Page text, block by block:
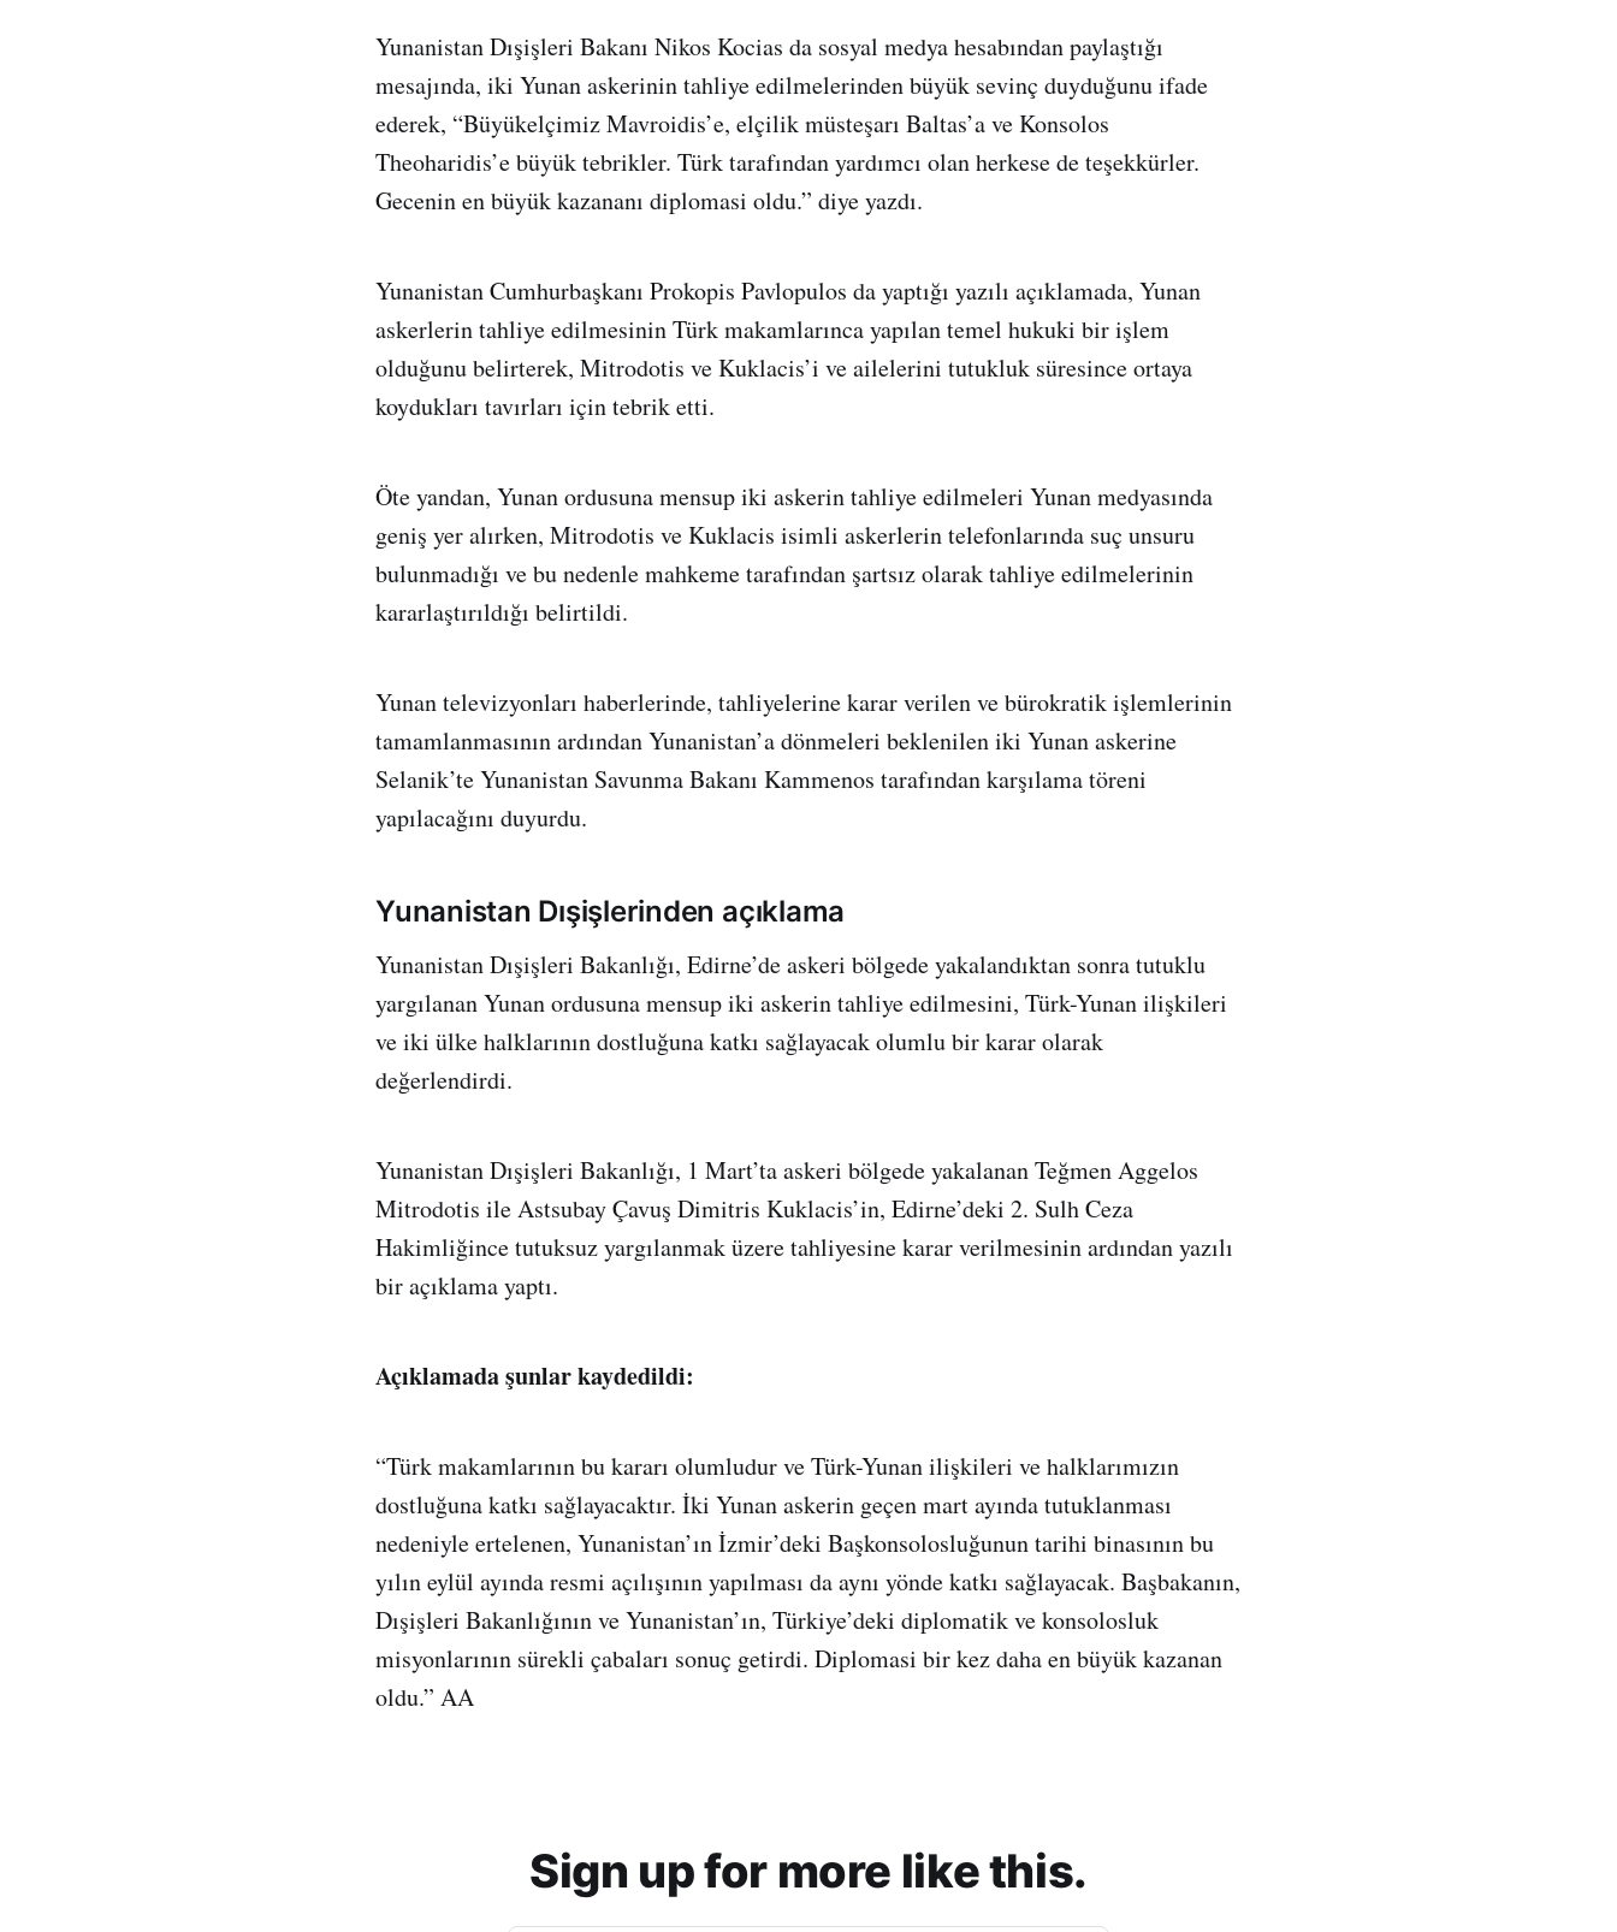
Yunanistan Dışişleri Bakanı Nikos Kocias da sosyal medya hesabından paylaştığı
mesajında, iki Yunan askerinin tahliye edilmelerinden büyük sevinç duyduğunu ifade
ederek, “Büyükelçimiz Mavroidis’e, elçilik müsteşarı Baltas’a ve Konsolos
Theoharidis’e büyük tebrikler. Türk tarafından yardımcı olan herkese de teşekkürler.
Gecenin en büyük kazananı diplomasi oldu.” diye yazdı.
Yunanistan Cumhurbaşkanı Prokopis Pavlopulos da yaptığı yazılı açıklamada, Yunan
askerlerin tahliye edilmesinin Türk makamlarınca yapılan temel hukuki bir işlem
olduğunu belirterek, Mitrodotis ve Kuklacis’i ve ailelerini tutukluk süresince ortaya
koydukları tavırları için tebrik etti.
Öte yandan, Yunan ordusuna mensup iki askerin tahliye edilmeleri Yunan medyasında
geniş yer alırken, Mitrodotis ve Kuklacis isimli askerlerin telefonlarında suç unsuru
bulunmadığı ve bu nedenle mahkeme tarafından şartsız olarak tahliye edilmelerinin
kararlaştırıldığı belirtildi.
Yunan televizyonları haberlerinde, tahliyelerine karar verilen ve bürokratik işlemlerinin
tamamlanmasının ardından Yunanistan’a dönmeleri beklenilen iki Yunan askerine
Selanik’te Yunanistan Savunma Bakanı Kammenos tarafından karşılama töreni
yapılacağını duyurdu.
Yunanistan Dışişlerinden açıklama
Yunanistan Dışişleri Bakanlığı, Edirne’de askeri bölgede yakalandıktan sonra tutuklu
yargılanan Yunan ordusuna mensup iki askerin tahliye edilmesini, Türk-Yunan ilişkileri
ve iki ülke halklarının dostluğuna katkı sağlayacak olumlu bir karar olarak
değerlendirdi.
Yunanistan Dışişleri Bakanlığı, 1 Mart’ta askeri bölgede yakalanan Teğmen Aggelos
Mitrodotis ile Astsubay Çavuş Dimitris Kuklacis’in, Edirne’deki 2. Sulh Ceza
Hakimliğince tutuksuz yargılanmak üzere tahliyesine karar verilmesinin ardından yazılı
bir açıklama yaptı.
Açıklamada şunlar kaydedildi:
“Türk makamlarının bu kararı olumludur ve Türk-Yunan ilişkileri ve halklarımızın
dostluğuna katkı sağlayacaktır. İki Yunan askerin geçen mart ayında tutuklanması
nedeniyle ertelenen, Yunanistan’ın İzmir’deki Başkonsolosluğunun tarihi binasının bu
yılın eylül ayında resmi açılışının yapılması da aynı yönde katkı sağlayacak. Başbakanın,
Dışişleri Bakanlığının ve Yunanistan’ın, Türkiye’deki diplomatik ve konsolosluk
misyonlarının sürekli çabaları sonuç getirdi. Diplomasi bir kez daha en büyük kazanan
oldu.” AA
Sign up for more like this.